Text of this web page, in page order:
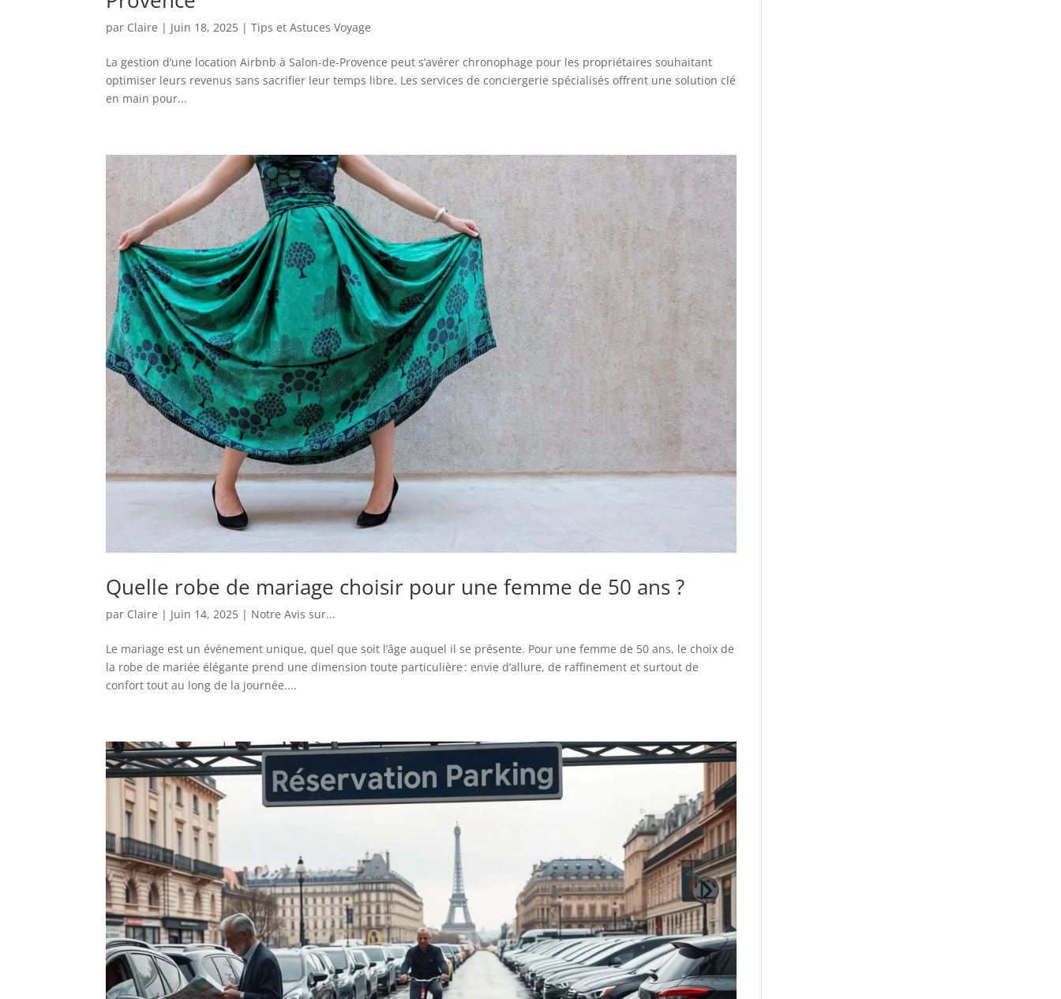
par Claire | Juin 18, 2025 |Tips et Astuces Voyage
La gestion d’une location Airbnb à Salon-de-Provence peut s’avérer chronophage pour les propriétaires souhaitant
optimiser leurs revenus sans sacrifier leur temps libre. Les services de conciergerie spécialisés offrent une solution clé
en main pour...
Quelle robe de mariage choisir pour une femme de 50 ans ?
par Claire | Juin 14, 2025 | Notre Avis sur...
Le mariage est un événement unique, quel que soit l’âge auquel il se présente. Pour une femme de 50 ans, le choix de
la robe de mariée élégante prend une dimension toute particulière : envie d’allure, de raffinement et surtout de
confort tout au long de la journée....